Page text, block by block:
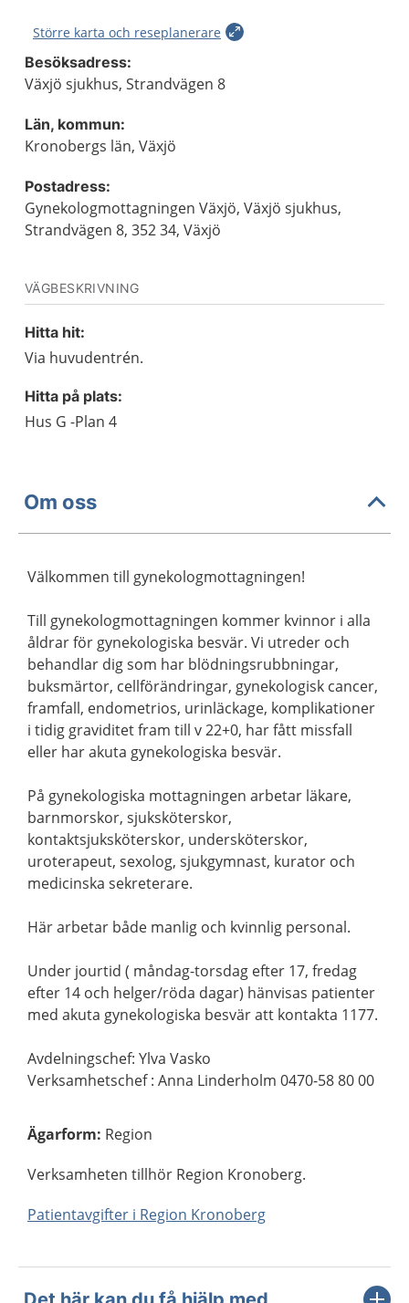
Större karta och reseplanerare
Besöksadress:
Växjö sjukhus, Strandvägen 8
Län, kommun:
Kronobergs län, Växjö
Postadress:
Gynekologmottagningen Växjö, Växjö sjukhus,
Strandvägen 8, 352 34, Växjö
VÄGBESKRIVNING
Hitta hit:
Via huvudentrén.
Hitta på plats:
Hus G -Plan 4
Om oss
Välkommen till gynekologmottagningen!
Till gynekologmottagningen kommer kvinnor i alla
åldrar för gynekologiska besvär. Vi utreder och
behandlar dig som har blödningsrubbningar,
buksmärtor, cellförändringar, gynekologisk cancer,
framfall, endometrios, urinläckage, komplikationer
i tidig graviditet fram till v 22+0, har fått missfall
eller har akuta gynekologiska besvär.
På gynekologiska mottagningen arbetar läkare,
barnmorskor, sjuksköterskor,
kontaktsjuksköterskor, undersköterskor,
uroterapeut, sexolog, sjukgymnast, kurator och
medicinska sekreterare.
Här arbetar både manlig och kvinnlig personal.
Under jourtid ( måndag-torsdag efter 17, fredag
efter 14 och helger/röda dagar) hänvisas patienter
med akuta gynekologiska besvär att kontakta 1177.
Avdelningschef: Ylva Vasko
Verksamhetschef : Anna Linderholm 0470-58 80 00
Ägarform: Region
Verksamheten tillhör Region Kronoberg.
Patientavgifter i Region Kronoberg